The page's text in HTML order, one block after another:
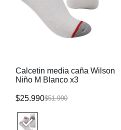
Calcetin media caña Wilson
Niño M Blanco x3
$51.990
$25.990